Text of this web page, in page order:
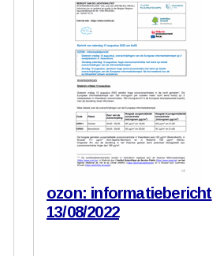
ozon: informatiebericht
13/08/2022